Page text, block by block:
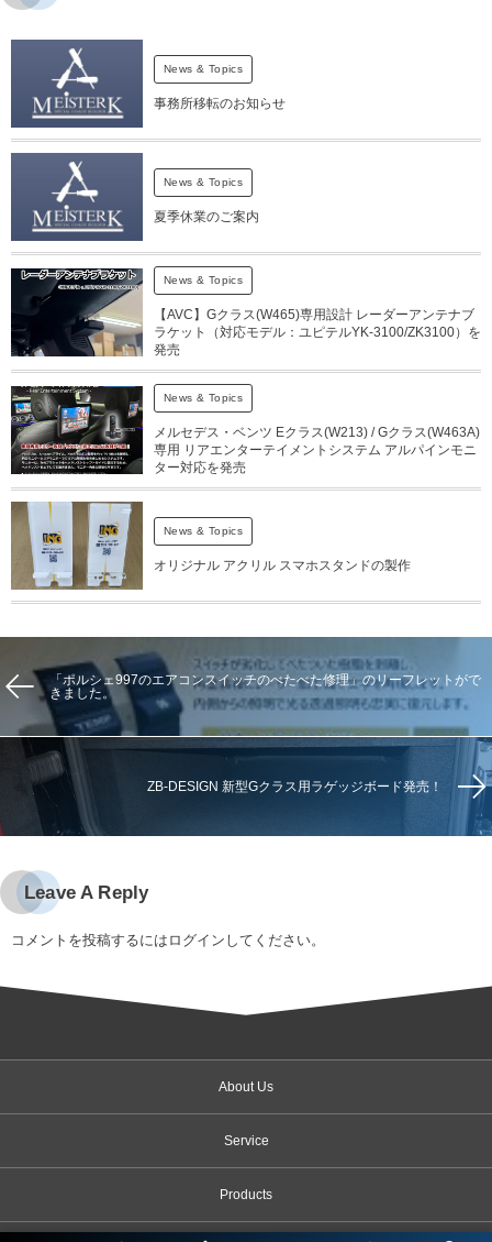
News & Topics
事務所移転のお知らせ
News & Topics
夏季休業のご案内
News & Topics
【AVC】Gクラス(W465)専用設計 レーダーアンテナブ
ラケット（対応モデル：ユピテルYK-3100/ZK3100）を
発売
News & Topics
メルセデス・ベンツ Eクラス(W213) / Gクラス(W463A)
専用 リアエンターテイメントシステム アルパインモニ
ター対応を発売
News & Topics
オリジナル アクリル スマホスタンドの製作
「ポルシェ997のエアコンスイッチのべたべた修理」のリーフレットがで
きました。
ZB-DESIGN 新型Gクラス用ラゲッジボード発売！
Leave A Reply
コメントを投稿するには ログイン してください。
About Us
Service
Products